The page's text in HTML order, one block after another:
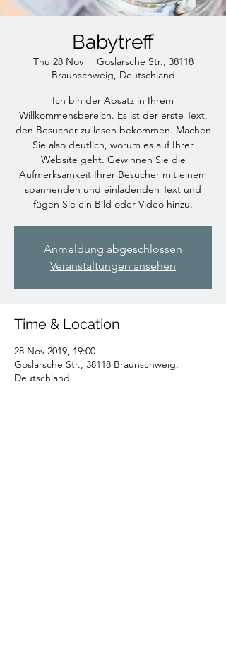
Babytreff
Thu 28 Nov
  |
Goslarsche Str., 38118
Braunschweig, Deutschland
Ich bin der Absatz in Ihrem
Willkommensbereich. Es ist der erste Text,
den Besucher zu lesen bekommen. Machen
Sie also deutlich, worum es auf Ihrer
Website geht. Gewinnen Sie die
Aufmerksamkeit Ihrer Besucher mit einem
spannenden und einladenden Text und
fügen Sie ein Bild oder Video hinzu.
Anmeldung abgeschlossen
Veranstaltungen ansehen
Time & Location
28 Nov 2019, 19:00
Goslarsche Str., 38118 Braunschweig,
Deutschland